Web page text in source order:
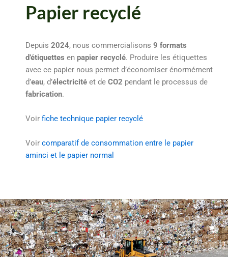
Papier recyclé
Depuis 2024, nous commercialisons 9 formats
d’étiquettes en papier recyclé. Produire les étiquettes
avec ce papier nous permet d’économiser énormément
d’eau, d’électricité et de CO2 pendant le processus de
fabrication.
Voir fiche technique papier recyclé
Voir comparatif de consommation entre le papier
aminci et le papier normal